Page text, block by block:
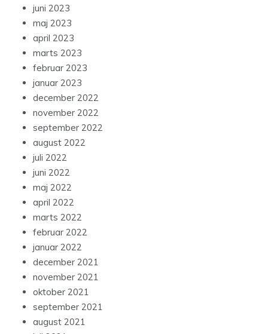
juni 2023
maj 2023
april 2023
marts 2023
februar 2023
januar 2023
december 2022
november 2022
september 2022
august 2022
juli 2022
juni 2022
maj 2022
april 2022
marts 2022
februar 2022
januar 2022
december 2021
november 2021
oktober 2021
september 2021
august 2021